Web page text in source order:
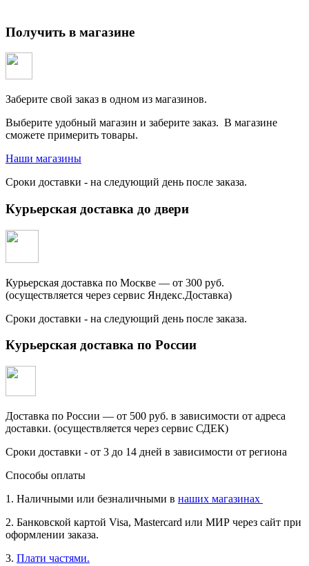
Получить в магазине
Заберите свой заказ в одном из магазинов.
Выберите удобный магазин и заберите заказ. В магазине
сможете примерить товары.
Наши магазины
Сроки доставки - на следующий день после заказа.
Курьерская доставка до двери
Курьерская доставка по Москве — от 300 руб.
(осуществляется через сервис Яндекс.Доставка)
Сроки доставки - на следующий день после заказа.
Курьерская доставка по России
Доставка по России — от 500 руб. в зависимости от адреса
доставки. (осуществляется через сервис СДЕК)
Сроки доставки - от 3 до 14 дней в зависимости от региона
Способы оплаты
1. Наличными или безналичными в наших магазинах
2. Банковской картой Visa, Mastercard или МИР через сайт при
оформлении заказа.
3. Плати частями.